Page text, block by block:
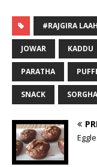
#RAJGIRA
JOWAR KADDU
PARATHA
SNACK